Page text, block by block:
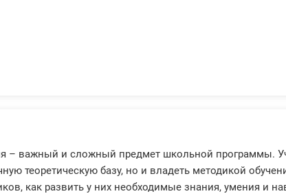
– важный и сложный предмет школьной программы.
теоретическую базу, но и владеть методикой
как развить у них необходимые знания, умения и